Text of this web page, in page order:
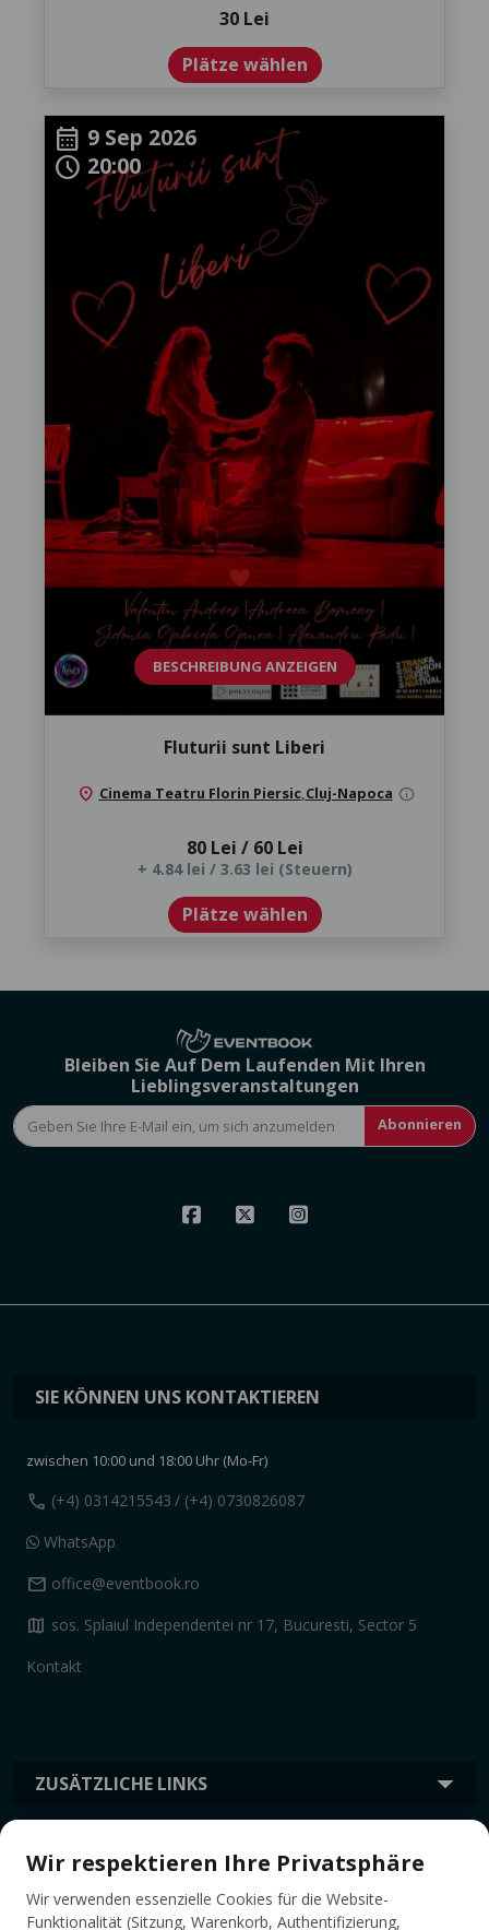
30 Lei
Plätze wählen
calendar_month 9 Sep 2026
schedule 20:00
BESCHREIBUNG ANZEIGEN
Fluturii sunt Liberi
location_on Cinema Teatru Florin Piersic, Cluj-Napoca info
80 Lei / 60 Lei
+ 4.84 lei / 3.63 lei (Steuern)
Plätze wählen
Bleiben Sie Auf Dem Laufenden Mit Ihren
Lieblingsveranstaltungen
Abonnieren
ZUSÄTZLICHE LINKS
INFORMATION
SIE KÖNNEN UNS KONTAKTIEREN
zwischen 10:00 und 18:00 Uhr (Mo-Fr)
call (+4) 0314215543 / (+4) 0730826087
WhatsApp
mail office@eventbook.ro
map sos. Splaiul Independentei nr 17, Bucuresti, Sector 5
Kontakt
Wir respektieren Ihre Privatsphäre
Wir verwenden essenzielle Cookies für die Website-
Funktionalität (Sitzung, Warenkorb, Authentifizierung,